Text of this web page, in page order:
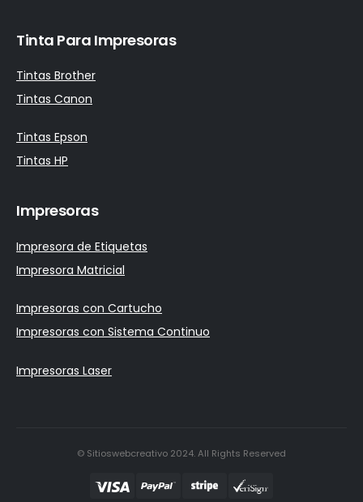
Tinta Para Impresoras
Tintas Brother
Tintas Canon
Tintas Epson
Tintas HP
Impresoras
Impresora de Etiquetas
Impresora Matricial
Impresoras con Cartucho
Impresoras con Sistema Continuo
Impresoras Laser
© Sitioswebcreativo 2024. All Rights Reserved